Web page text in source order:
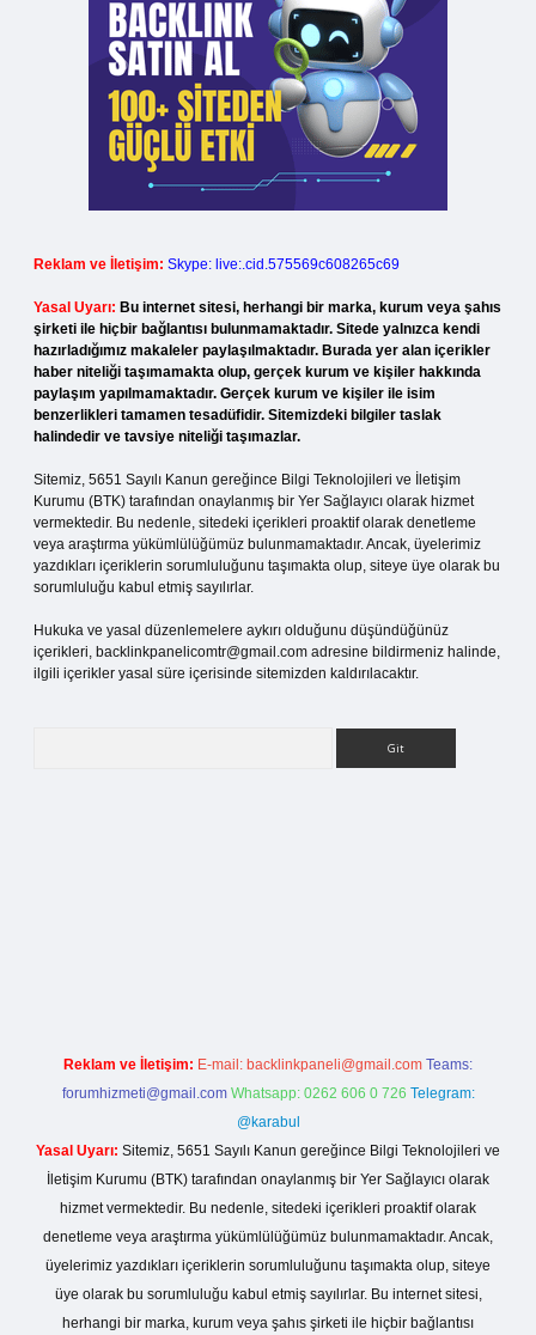
Reklam ve İletişim: Skype: live:.cid.575569c608265c69
Yasal Uyarı: Bu internet sitesi, herhangi bir marka, kurum veya şahıs
şirketi ile hiçbir bağlantısı bulunmamaktadır. Sitede yalnızca kendi
hazırladığımız makaleler paylaşılmaktadır. Burada yer alan içerikler
haber niteliği taşımamakta olup, gerçek kurum ve kişiler hakkında
paylaşım yapılmamaktadır. Gerçek kurum ve kişiler ile isim
benzerlikleri tamamen tesadüfidir. Sitemizdeki bilgiler taslak
halindedir ve tavsiye niteliği taşımazlar.
Sitemiz, 5651 Sayılı Kanun gereğince Bilgi Teknolojileri ve İletişim
Kurumu (BTK) tarafından onaylanmış bir Yer Sağlayıcı olarak hizmet
vermektedir. Bu nedenle, sitedeki içerikleri proaktif olarak denetleme
veya araştırma yükümlülüğümüz bulunmamaktadır. Ancak, üyelerimiz
yazdıkları içeriklerin sorumluluğunu taşımakta olup, siteye üye olarak bu
sorumluluğu kabul etmiş sayılırlar.
Hukuka ve yasal düzenlemelere aykırı olduğunu düşündüğünüz
içerikleri, backlinkpanelicomtr@gmail.com adresine bildirmeniz halinde,
ilgili içerikler yasal süre içerisinde sitemizden kaldırılacaktır.
Reklam ve İletişim: E-mail: backlinkpaneli@gmail.com Teams:
forumhizmeti@gmail.com Whatsapp: 0262 606 0 726 Telegram:
@karabul
Yasal Uyarı: Sitemiz, 5651 Sayılı Kanun gereğince Bilgi Teknolojileri ve
İletişim Kurumu (BTK) tarafından onaylanmış bir Yer Sağlayıcı olarak
hizmet vermektedir. Bu nedenle, sitedeki içerikleri proaktif olarak
denetleme veya araştırma yükümlülüğümüz bulunmamaktadır. Ancak,
üyelerimiz yazdıkları içeriklerin sorumluluğunu taşımakta olup, siteye
üye olarak bu sorumluluğu kabul etmiş sayılırlar. Bu internet sitesi,
herhangi bir marka, kurum veya şahıs şirketi ile hiçbir bağlantısı